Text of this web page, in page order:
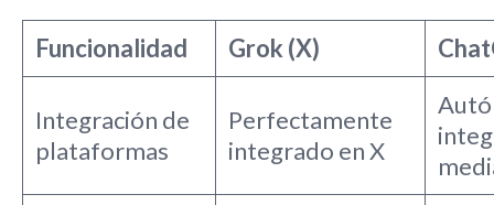
Funcionalidad Grok (X)
Integración de
plataformas
Perfectamente
integrado en X